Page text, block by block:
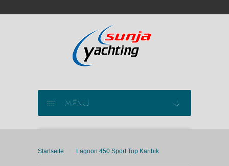
MENU
KATAMARAN CHARTER
Startseite Lagoon 450 Sport Top Karibik